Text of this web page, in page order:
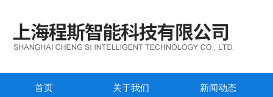
首页 关于我们 新闻动态